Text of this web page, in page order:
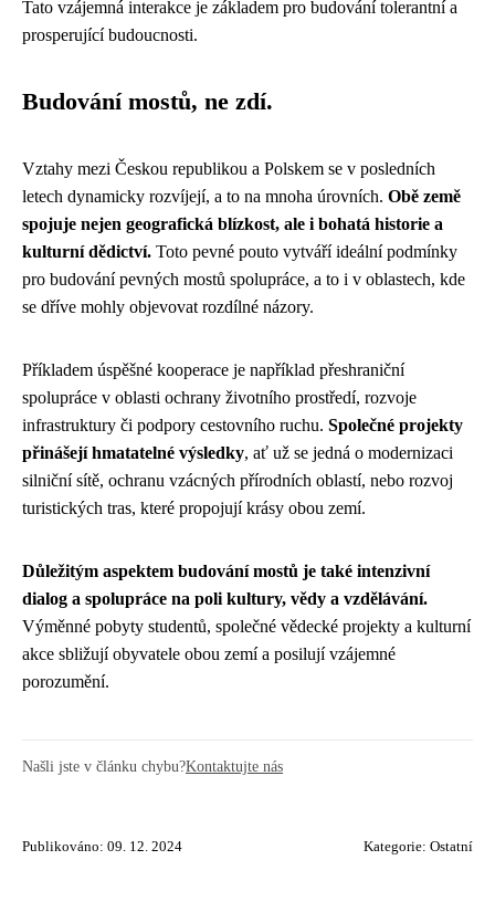
Tato vzájemná interakce je základem pro budování tolerantní a
prosperující budoucnosti.
Budování mostů, ne zdí.
Vztahy mezi Českou republikou a Polskem se v posledních
letech dynamicky rozvíjejí, a to na mnoha úrovních. Obě země
spojuje nejen geografická blízkost, ale i bohatá historie a
kulturní dědictví. Toto pevné pouto vytváří ideální podmínky
pro budování pevných mostů spolupráce, a to i v oblastech, kde
se dříve mohly objevovat rozdílné názory.
Příkladem úspěšné kooperace je například přeshraniční
spolupráce v oblasti ochrany životního prostředí, rozvoje
infrastruktury či podpory cestovního ruchu. Společné projekty
přinášejí hmatatelné výsledky, ať už se jedná o modernizaci
silniční sítě, ochranu vzácných přírodních oblastí, nebo rozvoj
turistických tras, které propojují krásy obou zemí.
Důležitým aspektem budování mostů je také intenzivní
dialog a spolupráce na poli kultury, vědy a vzdělávání.
Výměnné pobyty studentů, společné vědecké projekty a kulturní
akce sbližují obyvatele obou zemí a posilují vzájemné
porozumění.
Našli jste v článku chybu?Kontaktujte nás
Publikováno: 09. 12. 2024 Kategorie: Ostatní